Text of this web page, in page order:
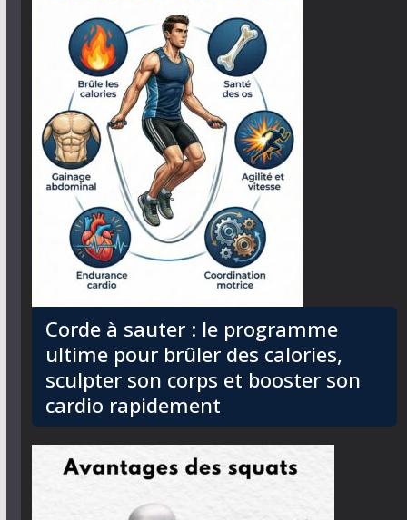
Corde à sauter : le programme
ultime pour brûler des calories,
sculpter son corps et booster son
cardio rapidement